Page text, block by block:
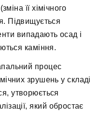
її хімічного
Підвищується
випадають осад і
каміння.
процес
зрушень у складі
утворюється
який обростає